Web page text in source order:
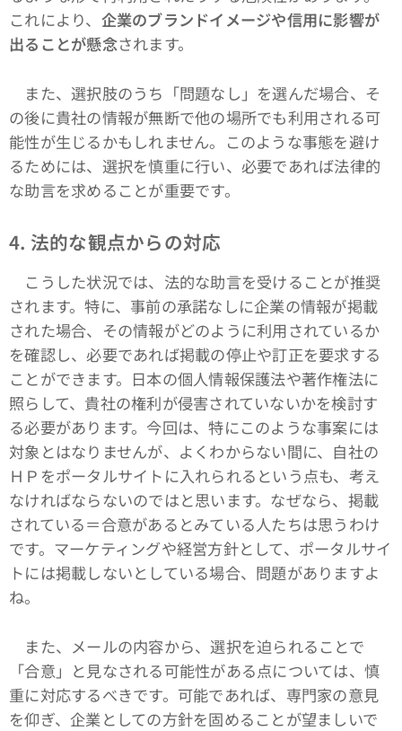
これにより、 企業のブランドイメージや信用に影響が
出ることが懸念されます。
また、選択肢のうち「問題なし」を選んだ場合、そ
の後に貴社の情報が無断で他の場所でも利用される可
能性が生じるかもしれません。このような事態を避け
るためには、選択を慎重に行い、必要であれば法律的
な助言を求めることが重要です。
4. 法的な観点からの対応
こうした状況では、法的な助言を受けることが推奨
されます。特に、事前の承諾なしに企業の情報が掲載
された場合、その情報がどのように利用されているか
を確認し、必要であれば掲載の停止や訂正を要求する
ことができます。日本の個人情報保護法や著作権法に
照らして、貴社の権利が侵害されていないかを検討す
る必要があります。今回は、特にこのような事案には
対象とはなりませんが、よくわからない間に、自社の
ＨＰをポータルサイトに入れられるという点も、考え
なければならないのではと思います。なぜなら、掲載
されている＝合意があるとみている人たちは思うわけ
です。マーケティングや経営方針として、ポータルサイ
トには掲載しないとしている場合、問題がありますよ
ね。
また、メールの内容から、選択を迫られることで
「合意」と見なされる可能性がある点については、慎
重に対応するべきです。可能であれば、専門家の意見
を仰ぎ、企業としての方針を固めることが望ましいで